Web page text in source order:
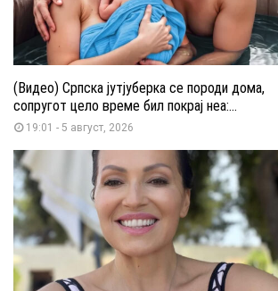
(Видео) Српска јутјуберка се породи дома,
сопругот цело време бил покрај неа:...
19:01 - 5 август, 2026